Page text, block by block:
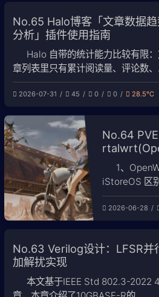
No.65 Halo博客「文章数据
分析」插件使用指南
Halo 自带的统计能力比较有限
章列表里只有累计阅读量、评论数、
赞数，看不到趋势，也看不到访客
出率这类指标。为此我写了「文章数
点统计数据和 Halo 自身的点赞计数整
合到后台的一张看板里，支持全站趋
势、逐日数据和单篇文章分析。 这
文章记录插件的安
2026-07-31 45 0 0 28.5℃
No.64
1、
iStoreOS 区
旁路由，实
个衍生系统如
版） └──
几个系统的详
2026-06-28
No.63 Verilog设计：LFSR并
加解扰实现
本文基于IEEE Std 802.3-2022